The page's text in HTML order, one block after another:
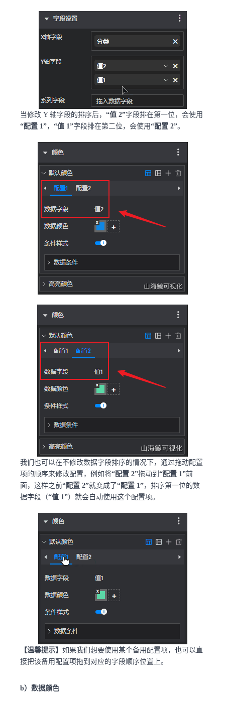
当修改 Y 轴字段的排序后， “值 2”字段排在第一位，会使用
“配置 1”， “值 1”字段排在第二位，会使用“配置 2”。
我们也可以在不修改数据字段排序的情况下，通过拖动配置
项的顺序来修改配置，例如将“配置 2”拖动到 “配置 1”前
面，这样之前“配置 2”就变成了“配置 1”，排序第一位的数
据字段（“值 1”）就会自动使用这个配置项。
【温馨提示】 如果我们想要使用某个备用配置项，也可以直
接把该备用配置项拖到对应的字段顺序位置上。
b）数据颜色